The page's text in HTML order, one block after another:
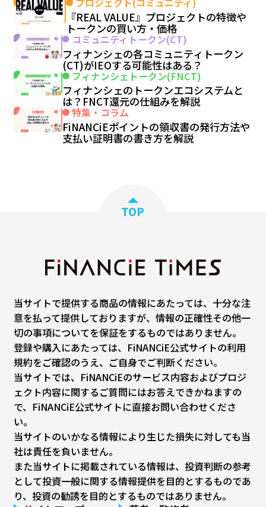
『REAL VALUE』プロジェクトの特徴や
トークンの買い方・価格
コミュニティトークン(CT)
フィナンシェの各コミュニティトークン
(CT)がIEOする可能性はある？
フィナンシェトークン(FNCT)
フィナンシェのトークンエコシステムと
は？FNCT還元の仕組みを解説
特集・コラム
FiNANCiEポイントの領収書の発行方法や
支払い証明書の書き方を解説
TOP
当サイトで提供する商品の情報にあたっては、十分な注
意を払って提供しておりますが、情報の正確性その他一
切の事項についてを保証をするものではありません。
登録や購入にあたっては、FiNANCiE公式サイトの利用
規約をご確認のうえ、ご自身でご判断ください。
当サイトでは、FiNANCiEのサービス内容およびプロジ
ェクト内容に関するご質問にはお答えできかねますの
で、FiNANCiE公式サイトに直接お問い合わせくださ
い。
当サイトのいかなる情報により生じた損失に対しても当
社は責任を負いません。
また当サイトに掲載されている情報は、投資判断の参考
として投資一般に関する情報提供を目的とするものであ
り、投資の勧誘を目的とするものではありません。